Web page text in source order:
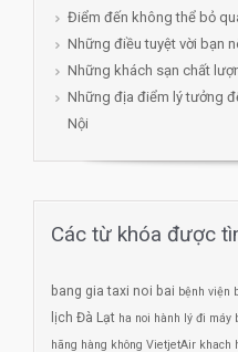
Điểm đến không thể bỏ
Những điều tuyệt vời bạn
Những khách sạn chất
Những địa điểm lý tưởng
Nội
Các từ khóa được
bang gia taxi noi bai bệnh viện
lịch Đà Lạt ha noi hành lý đi máy
hãng hàng không VietjetAir khach